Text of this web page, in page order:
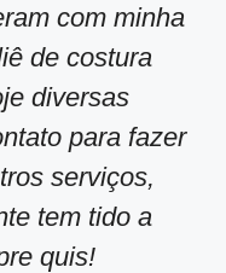
com minha
de costura
diversas
para fazer
serviços,
tem tido a
quis!